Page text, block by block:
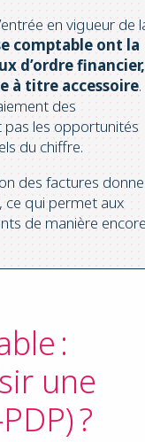
en vigueur de
comptable ont la
d’ordre financier,
à titre accessoire.
des
pas les opportunités
du chiffre.
des factures donne
ce qui permet aux
de manière
:
une
?